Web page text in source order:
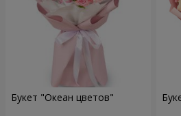
Букет "Океан цветов"